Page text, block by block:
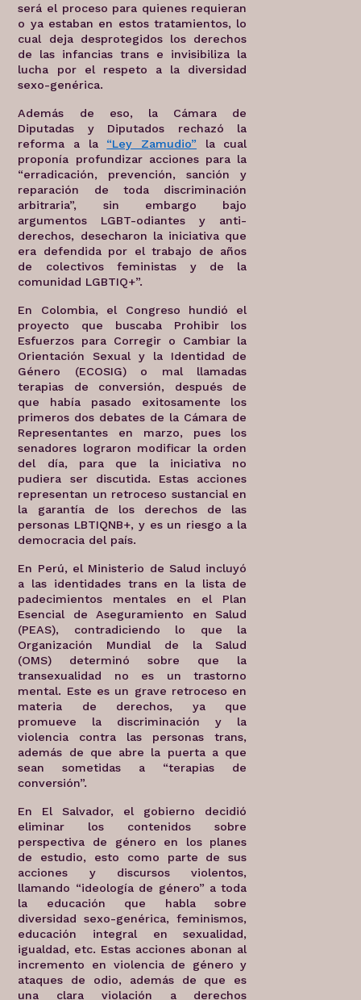
será el proceso para quienes requieran
o ya estaban en estos tratamientos, lo
cual deja desprotegidos los derechos
de las infancias trans e invisibiliza la
lucha por el respeto a la diversidad
sexo-genérica.
Además de eso, la Cámara de
Diputadas y Diputados rechazó la
reforma a la “Ley Zamudio” la cual
proponía profundizar acciones para la
“erradicación, prevención, sanción y
reparación de toda discriminación
arbitraria”, sin embargo bajo
argumentos LGBT-odiantes y anti-
derechos, desecharon la iniciativa que
era defendida por el trabajo de años
de colectivos feministas y de la
comunidad LGBTIQ+”.
En Colombia, el Congreso hundió el
proyecto que buscaba Prohibir los
Esfuerzos para Corregir o Cambiar la
Orientación Sexual y la Identidad de
Género (ECOSIG) o mal llamadas
terapias de conversión, después de
que había pasado exitosamente los
primeros dos debates de la Cámara de
Representantes en marzo, pues los
senadores lograron modificar la orden
del día, para que la iniciativa no
pudiera ser discutida. Estas acciones
representan un retroceso sustancial en
la garantía de los derechos de las
personas LBTIQNB+, y es un riesgo a la
democracia del país.
En Perú, el Ministerio de Salud incluyó
a las identidades trans en la lista de
padecimientos mentales en el Plan
Esencial de Aseguramiento en Salud
(PEAS), contradiciendo lo que la
Organización Mundial de la Salud
(OMS) determinó sobre que la
transexualidad no es un trastorno
mental. Este es un grave retroceso en
materia de derechos, ya que
promueve la discriminación y la
violencia contra las personas trans,
además de que abre la puerta a que
sean sometidas a “terapias de
conversión”.
En El Salvador, el gobierno decidió
eliminar los contenidos sobre
perspectiva de género en los planes
de estudio, esto como parte de sus
acciones y discursos violentos,
llamando “ideología de género” a toda
la educación que habla sobre
diversidad sexo-genérica, feminismos,
educación integral en sexualidad,
igualdad, etc. Estas acciones abonan al
incremento en violencia de género y
ataques de odio, además de que es
una clara violación a derechos